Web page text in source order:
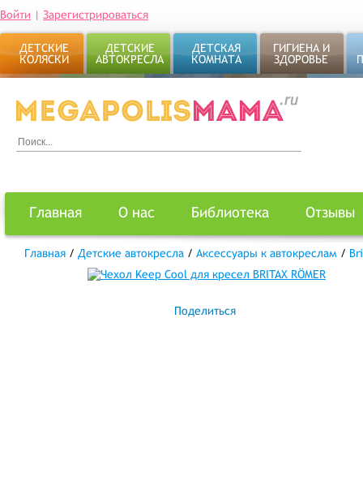
Войти | Зарегистрироваться
ДЕТСКИЕ
КОЛЯСКИ
ДЕТСКИЕ
АВТОКРЕСЛА
ДЕТСКАЯ
КОМНАТА
ГИГИЕНА И
ЗДОРОВЬЕ
Главная О нас Библиотека Отзывы
Главная / Детские автокресла / Аксессуары к автокреслам /
Поделиться